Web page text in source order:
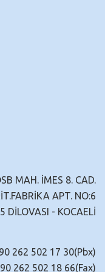
MAH. İMES 8. CAD.
APT. NO:6
DİLOVASI - KOCAELİ
262 502 17 30(Pbx)
262 502 18 66(Fax)